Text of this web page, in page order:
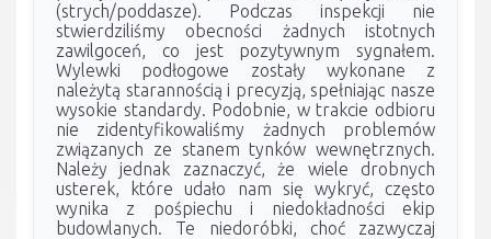
(strych/poddasze). Podczas inspekcji nie
stwierdziliśmy obecności żadnych istotnych
zawilgoceń, co jest pozytywnym sygnałem.
Wylewki podłogowe zostały wykonane z
należytą starannością i precyzją, spełniając nasze
wysokie standardy. Podobnie, w trakcie odbioru
nie zidentyfikowaliśmy żadnych problemów
związanych ze stanem tynków wewnętrznych.
Należy jednak zaznaczyć, że wiele drobnych
usterek, które udało nam się wykryć, często
wynika z pośpiechu i niedokładności ekip
budowlanych. Te niedoróbki, choć zazwyczaj